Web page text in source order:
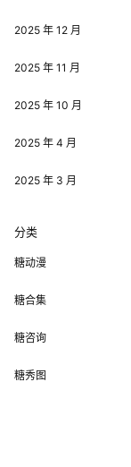
2025 年 12 月
2025 年 11 月
2025 年 10 月
2025 年 4 月
2025 年 3 月
分类
糖动漫
糖合集
糖咨询
糖秀图